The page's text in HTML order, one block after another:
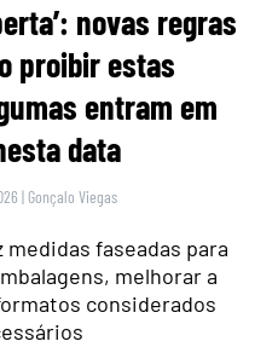
novas regras
proibir estas
entram em
data
| Gonçalo Viegas
faseadas para
melhorar a
considerados